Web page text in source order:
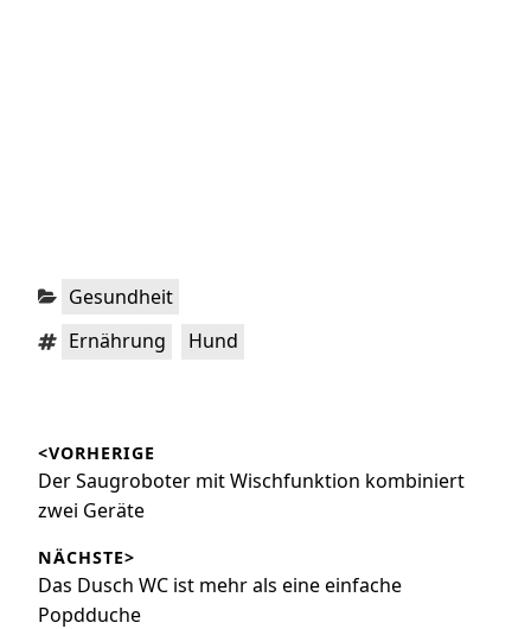
Kategorien:
Gesundheit
Schlagwörter:
Ernährung Hund
<VORHERIGE
Vorheriger
Beitrag:
Der Saugroboter mit Wischfunktion kombiniert
zwei Geräte
NÄCHSTE>
Nächster
Beitrag:
Das Dusch WC ist mehr als eine einfache
Popdduche